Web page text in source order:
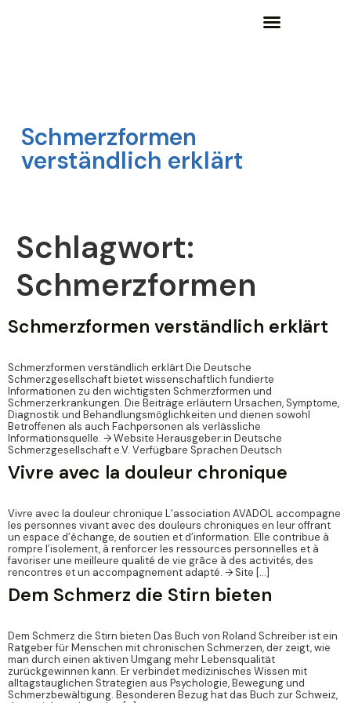
Schmerzformen
verständlich erklärt
Schlagwort:
Schmerzformen
Schmerzformen verständlich erklärt
Schmerzformen verständlich erklärt Die Deutsche
Schmerzgesellschaft bietet wissenschaftlich fundierte
Informationen zu den wichtigsten Schmerzformen und
Schmerzerkrankungen. Die Beiträge erläutern Ursachen, Symptome,
Diagnostik und Behandlungsmöglichkeiten und dienen sowohl
Betroffenen als auch Fachpersonen als verlässliche
Informationsquelle. → Website Herausgeber:in Deutsche
Schmerzgesellschaft e.V. Verfügbare Sprachen Deutsch
Vivre avec la douleur chronique
Vivre avec la douleur chronique L’association AVADOL accompagne
les personnes vivant avec des douleurs chroniques en leur offrant
un espace d’échange, de soutien et d’information. Elle contribue à
rompre l’isolement, à renforcer les ressources personnelles et à
favoriser une meilleure qualité de vie grâce à des activités, des
rencontres et un accompagnement adapté. → Site […]
Dem Schmerz die Stirn bieten
Dem Schmerz die Stirn bieten Das Buch von Roland Schreiber ist ein
Ratgeber für Menschen mit chronischen Schmerzen, der zeigt, wie
man durch einen aktiven Umgang mehr Lebensqualität
zurückgewinnen kann. Er verbindet medizinisches Wissen mit
alltagstauglichen Strategien aus Psychologie, Bewegung und
Schmerzbewältigung. Besonderen Bezug hat das Buch zur Schweiz,